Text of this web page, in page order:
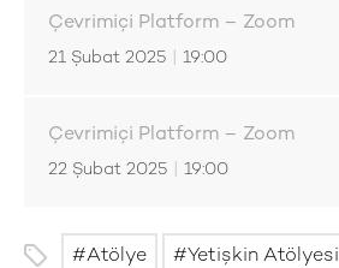
Çevrimiçi Platform – Zoom
21 Şubat 2025 19:00
Çevrimiçi Platform – Zoom
22 Şubat 2025 19:00
Atölye Yetişkin Atölyesi